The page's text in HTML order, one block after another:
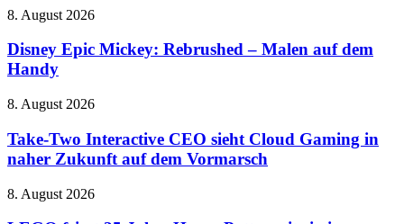
Pi8
Old
Fashioned
neuen
Disney
Mickey:
Rebrushed
–
auf
Handy
8. August 2026
Disney Epic Mickey: Rebrushed – Malen auf dem
Handy
Take-
Interactive
CEO
sieht
Gaming
8. August 2026
Take-Two Interactive CEO sieht Cloud Gaming in
naher Zukunft auf dem Vormarsch
LEGO
8. August 2026